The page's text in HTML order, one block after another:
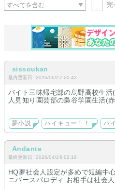
完
sissoukan
最終更新日: 2026/06/27 20:43
バイト三昧帰宅部の烏野高校生活
人見知り園芸部の梟谷学園生活(
恋愛初心者の青葉城西高校生活(
奇妙な学校からの脱出ゲーム(黒
MSBYブラックジャッカル木兎
人赤葦)
夢小説 ハイキュー！！ ハ
Andante
最終更新日: 2026/04/26 02:19
HQ夢社会人設定が多めで短編中
ニバースパロディ お相手は社会